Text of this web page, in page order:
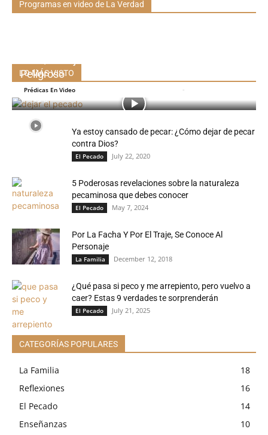
Programas en video de La Verdad
LO MÁS VISTO
Peligroso
Prédicas En Video -
0
Ya estoy cansado de pecar: ¿Cómo dejar de pecar
contra Dios?
El Pecado July 22, 2020
5 Poderosas revelaciones sobre la naturaleza
pecaminosa que debes conocer
El Pecado May 7, 2024
Por La Facha Y Por El Traje, Se Conoce Al
Personaje
La Familia December 12, 2018
¿Qué pasa si peco y me arrepiento, pero vuelvo a
caer? Estas 9 verdades te sorprenderán
El Pecado July 21, 2025
CATEGORÍAS POPULARES
La Familia
18
Reflexiones
16
El Pecado
14
Enseñanzas
10